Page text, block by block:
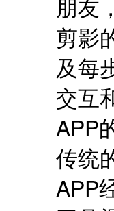
朋友
剪影
及每
交互
APP
传统
APP